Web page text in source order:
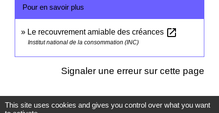
Pour en savoir plus
Le recouvrement amiable des créances open_in_new
Institut national de la consommation (INC)
Signaler une erreur sur cette page
This site uses cookies and gives you control over what you want